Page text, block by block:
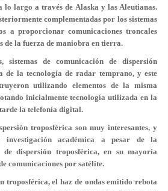
lo largo a través de Alaska y las Aleutianas.
complementadas por los sistemas
a proporcionar comunicaciones troncales
de la fuerza de maniobra en tierra.
sistemas de comunicación de dispersión
de la tecnología de radar temprano, y este
utilizando elementos de la misma
inicialmente tecnología utilizada en la
la telefonía digital.
troposférica son muy interesantes, y
investigación académica a pesar de la
dispersión troposférica, en su mayoría
comunicaciones por satélite.
troposférica, el haz de ondas emitido rebota